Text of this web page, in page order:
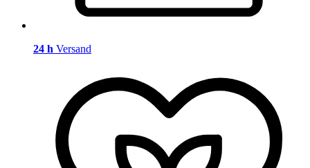
24 h Versand